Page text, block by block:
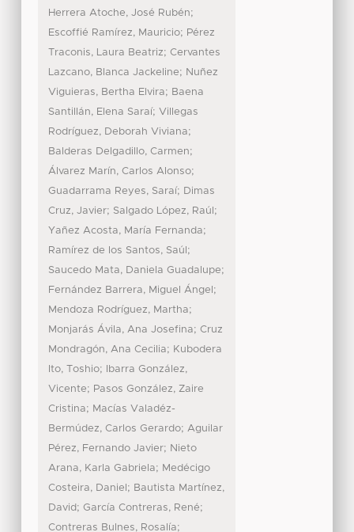
Herrera Atoche, José Rubén;
Escoffié Ramírez, Mauricio; Pérez
Traconis, Laura Beatriz; Cervantes
Lazcano, Blanca Jackeline; Nuñez
Viguieras, Bertha Elvira; Baena
Santillán, Elena Saraí; Villegas
Rodríguez, Deborah Viviana;
Balderas Delgadillo, Carmen;
Álvarez Marín, Carlos Alonso;
Guadarrama Reyes, Saraí; Dimas
Cruz, Javier; Salgado López, Raúl ;
Yañez Acosta, María Fernanda;
Ramírez de los Santos, Saúl ;
Saucedo Mata, Daniela Guadalupe;
Fernández Barrera, Miguel Ángel ;
Mendoza Rodríguez, Martha;
Monjarás Ávila, Ana Josefina; Cruz
Mondragón, Ana Cecilia; Kubodera
Ito, Toshio;
Ibarra González,
Vicente; Pasos González, Zaire
Cristina; Macías Valadéz-
Bermúdez, Carlos Gerardo; Aguilar
Pérez, Fernando Javier; Nieto
Arana, Karla Gabriela; Medécigo
Costeira, Daniel ; Bautista Martínez,
David; García Contreras, René;
Contreras Bulnes, Rosalía;